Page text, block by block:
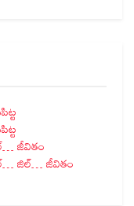
జీవితం
జిల్… జీవితం